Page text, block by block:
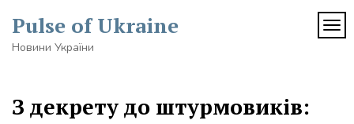
content
Pulse of Ukraine
Новини України
З декрету до штурмовиків: